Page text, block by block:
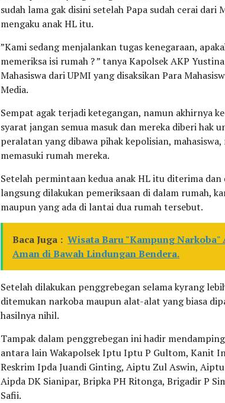
sudah lama gak disini setelah Papa sudah cerai dari
mengaku anak HL itu.
”Kami sedang menjalankan tugas kenegaraan,
memeriksa isi rumah ? ” tanya Kapolsek AKP
Mahasiswa dari UPMI yang disaksikan Para
Media.
Sempat agak terjadi ketegangan, namun akhirnya
syarat jangan semua masuk dan mereka diberi hak
peralatan yang dibawa pihak kepolisian,
memasuki rumah mereka.
Setelah permintaan kedua anak HL itu diterima
langsung dilakukan pemeriksaan di dalam rumah,
maupun yang ada di lantai dua rumah tersebut.
Baca Juga : Wisata Baru "Kampung
Aman di Bawah Lindungan Bendera.
Setelah dilakukan penggrebegan selama kyrang
ditemukan narkoba maupun alat-alat yang biasa
hasilnya nihil.
Tampak dalam penggrebegan ini hadir
antara lain Wakapolsek Iptu Iptu P Gultom, Kanit
Reskrim Ipda Juandi Ginting, Aiptu Zul Aswin,
Aipda DK Sianipar, Bripka PH Ritonga, Brigadir P
Safii.